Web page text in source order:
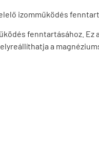
izomműködés
fenntartásához. Ez
a